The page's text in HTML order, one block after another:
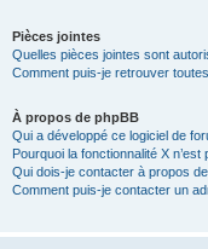
Pièces jointes
Quelles pièces jointes sont
Comment puis-je retrouver
À propos de phpBB
Qui a développé ce logiciel de
Pourquoi la fonctionnalité X n’est
Qui dois-je contacter à propos
Comment puis-je contacter un